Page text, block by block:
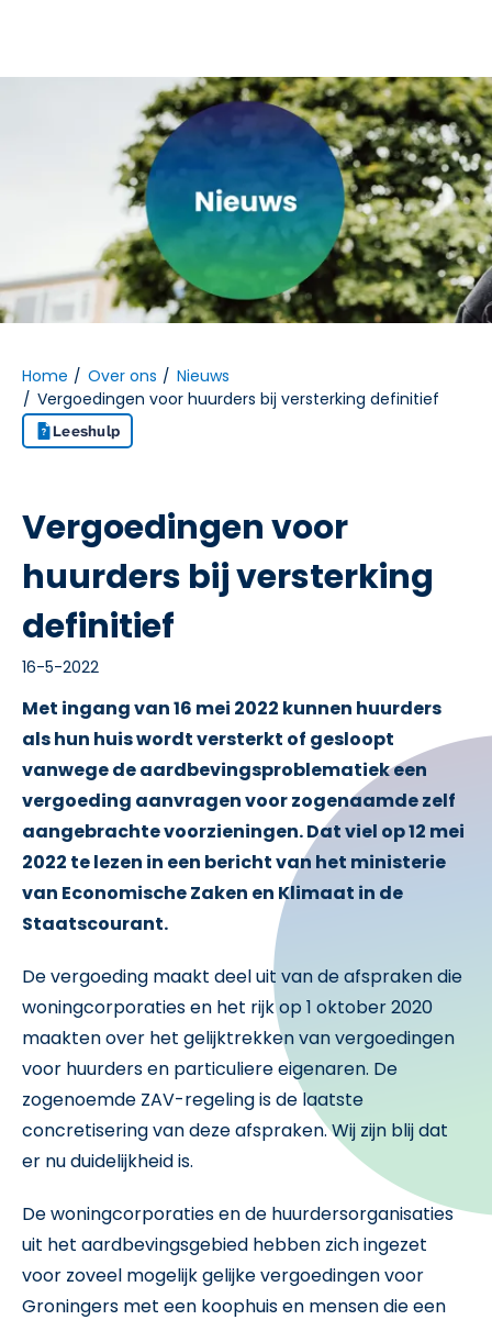
Naar hoofdinhoud
Naar hoofdnavigatiemenu
Home Over ons
Nieuws
Vergoedingen voor huurders bij versterking definitief
Leeshulp
Vergoedingen voor
huurders bij versterking
definitief
16-5-2022
Met ingang van 16 mei 2022 kunnen huurders
als hun huis wordt versterkt of gesloopt
vanwege de aardbevingsproblematiek een
vergoeding aanvragen voor zogenaamde zelf
aangebrachte voorzieningen. Dat viel op 12 mei
2022 te lezen in een bericht van het ministerie
van Economische Zaken en Klimaat in de
Staatscourant.
De vergoeding maakt deel uit van de afspraken die
woningcorporaties en het rijk op 1 oktober 2020
maakten over het gelijktrekken van vergoedingen
voor huurders en particuliere eigenaren. De
zogenoemde ZAV-regeling is de laatste
concretisering van deze afspraken. Wij zijn blij dat
er nu duidelijkheid is.
De woningcorporaties en de huurdersorganisaties
uit het aardbevingsgebied hebben zich ingezet
voor zoveel mogelijk gelijke vergoedingen voor
Groningers met een koophuis en mensen die een